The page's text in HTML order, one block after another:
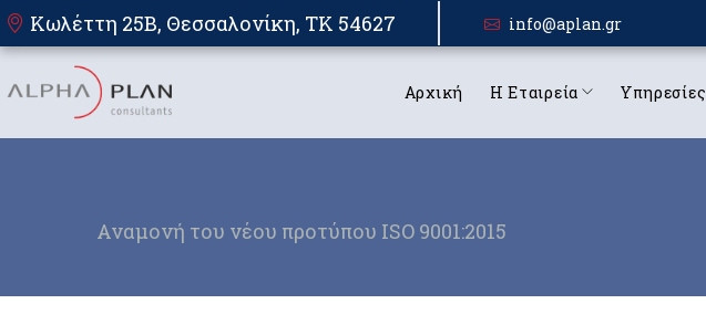
Κωλέττη 25Β, Θεσσαλονίκη, TK 54627 info@aplan.gr
Αρχική Η Εταιρεία Υπηρεσίες
Αναμονή του νέου προτύπου ISO 9001:2015